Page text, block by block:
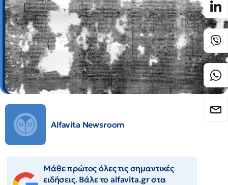
Alfavita Newsroom
Μάθε πρώτος όλες τις σημαντικές
ειδήσεις. Βάλε το alfavita.gr στα